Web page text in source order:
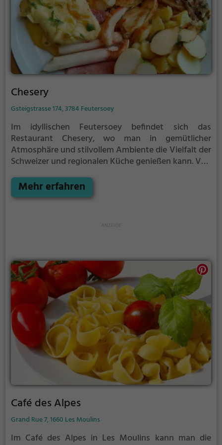
Schweizer Berge zu genießen. Definitiv ein
kulinarisches Highlight inmitten der Schweizer
Natur.
Chesery
Gsteigstrasse 174, 3784 Feutersoey
Im idyllischen Feutersoey befindet sich das
Restaurant Chesery, wo man in gemütlicher
Atmosphäre und stilvollem Ambiente die Vielfalt der
Schweizer und regionalen Küche genießen kann. Von
vegetarischen Köstlichkeiten ist hier für jeden
Geschmack etwas dabei. Dazu bietet die Bar eine
Mehr erfahren
Café des Alpes
Grand Rue 7, 1660 Les Moulins
Im Café des Alpes in Les Moulins kann man die